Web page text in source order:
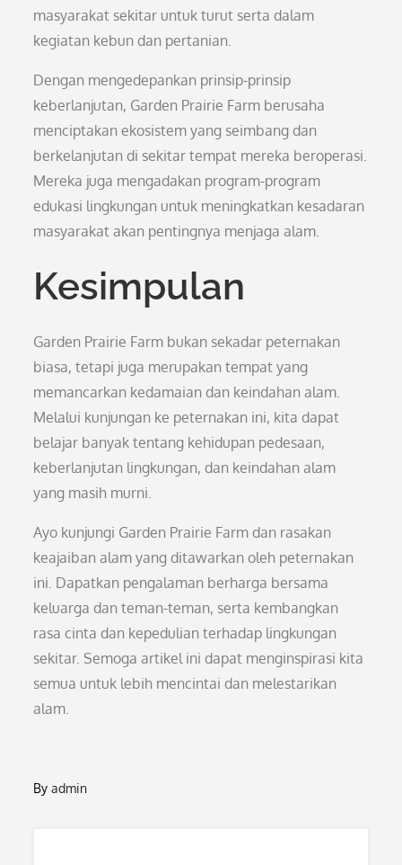
masyarakat sekitar untuk turut serta dalam
kegiatan kebun dan pertanian.
Dengan mengedepankan prinsip-prinsip
keberlanjutan, Garden Prairie Farm berusaha
menciptakan ekosistem yang seimbang dan
berkelanjutan di sekitar tempat mereka beroperasi.
Mereka juga mengadakan program-program
edukasi lingkungan untuk meningkatkan kesadaran
masyarakat akan pentingnya menjaga alam.
Kesimpulan
Garden Prairie Farm bukan sekadar peternakan
biasa, tetapi juga merupakan tempat yang
memancarkan kedamaian dan keindahan alam.
Melalui kunjungan ke peternakan ini, kita dapat
belajar banyak tentang kehidupan pedesaan,
keberlanjutan lingkungan, dan keindahan alam
yang masih murni.
Ayo kunjungi Garden Prairie Farm dan rasakan
keajaiban alam yang ditawarkan oleh peternakan
ini. Dapatkan pengalaman berharga bersama
keluarga dan teman-teman, serta kembangkan
rasa cinta dan kepedulian terhadap lingkungan
sekitar. Semoga artikel ini dapat menginspirasi kita
semua untuk lebih mencintai dan melestarikan
alam.
Byadmin